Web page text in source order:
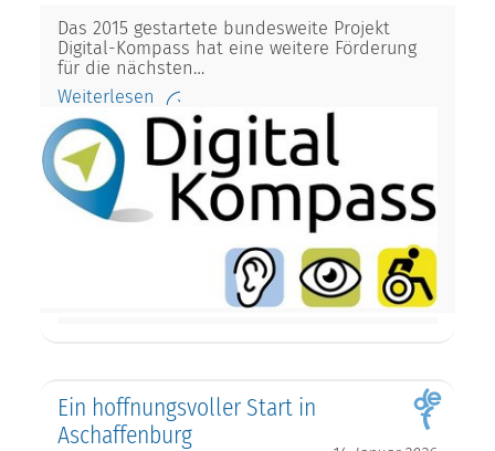
Das 2015 gestartete bundesweite Projekt
Digital-Kompass hat eine weitere Förderung
für die nächsten…
Weiterlesen
Ein hoffnungsvoller Start in
Aschaffenburg